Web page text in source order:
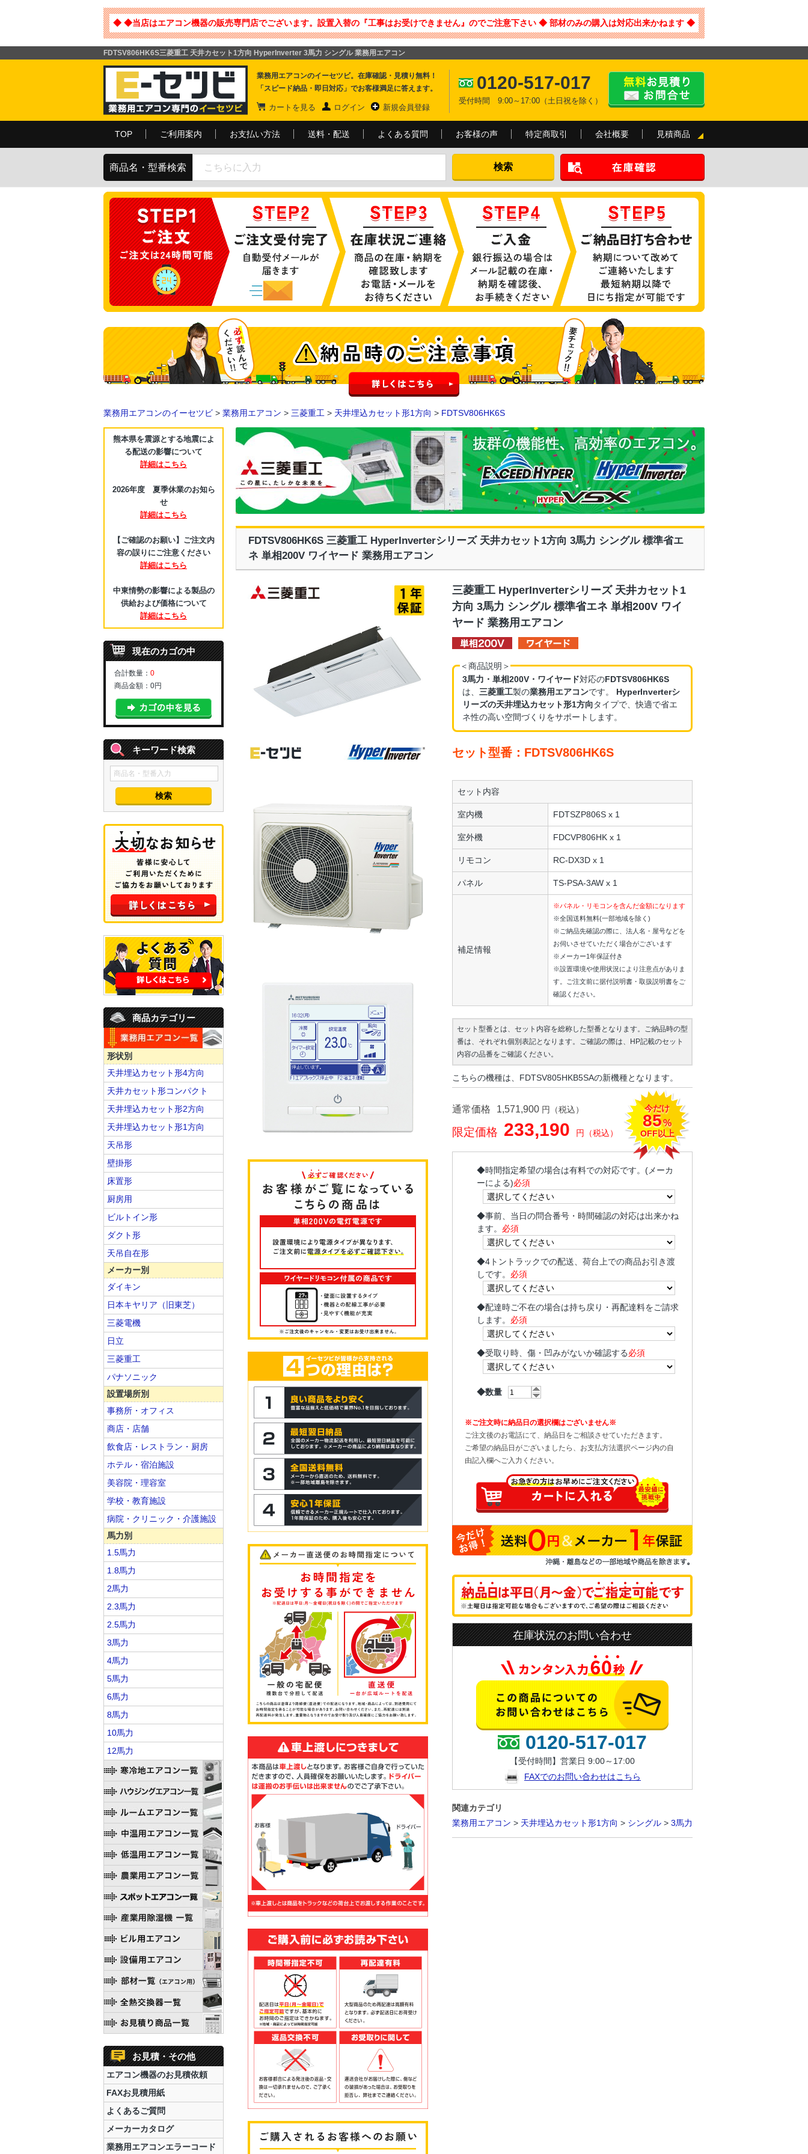
◆ ◆当店はエアコン機器の販売専門店でございます。設置入替の『工事はお受けできません』のでご注意下さい ◆ 部材のみの購入は対応出来かねます ◆
FDTSV806HK6S三菱重工 天井カセット1方向 HyperInverter 3馬力 シングル 業務用エアコン
業務用エアコンのイーセツビ。在庫確認・見積り無料！
「スピード納品・即日対応」でお客様満足に答えます。
カートを見る ログイン 新規会員登録
0120-517-017
受付時間 9:00～17:00（土日祝を除く）
TOP ご利用案内 お支払い方法 送料・配送 よくある質問 お客様の声 特定商取引 会社概要 見積商品
商品名・型番検索
業務用エアコンのイーセツビ > 業務用エアコン > 三菱重工 > 天井埋込カセット形1方向 > FDTSV806HK6S
FDTSV806HK6S 三菱重工 HyperInverterシリーズ 天井カセット1方向 3馬力 シングル 標準省エ
ネ 単相200V ワイヤード 業務用エアコン
三菱重工 HyperInverterシリーズ 天井カセット1
方向 3馬力 シングル 標準省エネ 単相200V ワイ
ヤード 業務用エアコン
＜商品説明＞
3馬力・単相200V・ワイヤード対応のFDTSV806HK6S
は、 三菱重工製の業務用エアコンです。 HyperInverterシ
リーズの天井埋込カセット形1方向タイプで、快適で省エ
ネ性の高い空間づくりをサポートします。
セット型番：FDTSV806HK6S
セット内容
室内機 FDTSZP806S x 1
室外機 FDCVP806HK x 1
リモコン RC-DX3D x 1
パネル TS-PSA-3AW x 1
補足情報
※パネル・リモコンを含んだ金額になります
※全国送料無料(一部地域を除く)
※ご納品先確認の際に、法人名・屋号などを
お伺いさせていただく場合がございます
※メーカー1年保証付き
※設置環境や使用状況により注意点がありま
す。ご注文前に据付説明書・取扱説明書をご
確認ください。
セット型番とは、セット内容を総称した型番となります。ご納品時の型
番は、それぞれ個別表記となります。ご確認の際は、HP記載のセット
内容の品番をご確認ください。
こちらの機種は、FDTSV805HKB5SAの新機種となります。
通常価格 1,571,900 円（税込）
限定価格 233,190 円（税込）
今だけ
85%
OFF以上
◆時間指定希望の場合は有料での対応です。(メーカ
ーによる)必須
◆事前、当日の問合番号・時間確認の対応は出来かね
ます。 必須
◆4トントラックでの配送、荷台上での商品お引き渡
しです。 必須
◆配達時ご不在の場合は持ち戻り・再配達料をご請求
します。 必須
◆受取り時、傷・凹みがないか確認する必須
◆数量
※ご注文時に納品日の選択欄はございません※
ご注文後のお電話にて、納品日をご相談させていただきます。
ご希望の納品日がございましたら、お支払方法選択ページ内の自
由記入欄へご入力ください。
在庫状況のお問い合わせ
0120-517-017
【受付時間】営業日 9:00～17:00
FAXでのお問い合わせはこちら
関連カテゴリ
業務用エアコン > 天井埋込カセット形1方向 > シングル > 3馬力
熊本県を震源とする地震によ
る配送の影響について
詳細はこちら
2026年度 夏季休業のお知ら
せ
詳細はこちら
【ご確認のお願い】ご注文内
容の誤りにご注意ください
詳細はこちら
中東情勢の影響による製品の
供給および価格について
詳細はこちら
現在のカゴの中
合計数量： 0
商品金額： 0円
キーワード検索
商品カテゴリー
形状別
天井埋込カセット形4方向
天井カセット形コンパクト
天井埋込カセット形2方向
天井埋込カセット形1方向
天吊形
壁掛形
床置形
厨房用
ビルトイン形
ダクト形
天吊自在形
メーカー別
ダイキン
日本キヤリア（旧東芝）
三菱電機
日立
三菱重工
パナソニック
設置場所別
事務所・オフィス
商店・店舗
飲食店・レストラン・厨房
ホテル・宿泊施設
美容院・理容室
学校・教育施設
病院・クリニック・介護施設
馬力別
1.5馬力
1.8馬力
2馬力
2.3馬力
2.5馬力
3馬力
4馬力
5馬力
6馬力
8馬力
10馬力
12馬力
お見積・その他
エアコン機器のお見積依頼
FAXお見積用紙
よくあるご質問
メーカーカタログ
業務用エアコンエラーコード